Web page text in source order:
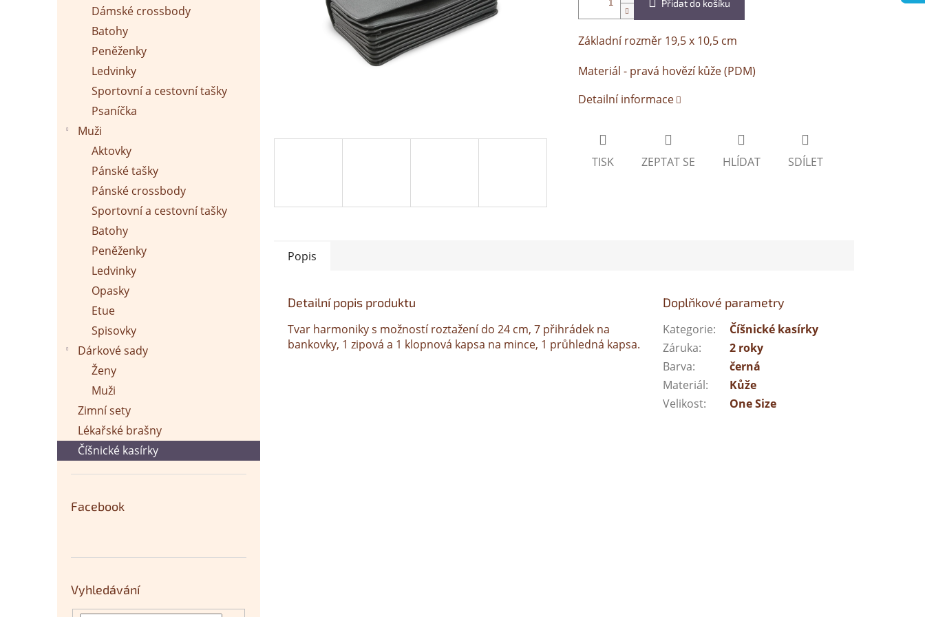
Dámské crossbody
Batohy
Peněženky
Ledvinky
Sportovní a cestovní tašky
Psaníčka
Muži
Aktovky
Pánské tašky
Pánské crossbody
Sportovní a cestovní tašky
Batohy
Peněženky
Ledvinky
Opasky
Etue
Spisovky
Dárkové sady
Ženy
Muži
Zimní sety
Lékařské brašny
Číšnické kasírky
Facebook
Vyhledávání
Přidat do košíku
Základní rozměr 19,5 x 10,5 cm
Materiál - pravá hovězí kůže (PDM)
Detailní informace
TISK ZEPTAT SE HLÍDAT SDÍLET
Popis
Detailní popis produktu
Tvar harmoniky s možností roztažení do 24 cm, 7 přihrádek na
bankovky, 1 zipová a 1 klopnová kapsa na mince, 1 průhledná kapsa.
Doplňkové parametry
Kategorie:
Číšnické kasírky
Záruka:
2 roky
Barva:
černá
Materiál:
Kůže
Velikost: One Size